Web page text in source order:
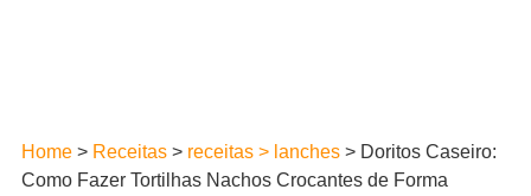
Home> Receitas> receitas > lanches> Doritos Caseiro:
Como Fazer Tortilhas Nachos Crocantes de Forma